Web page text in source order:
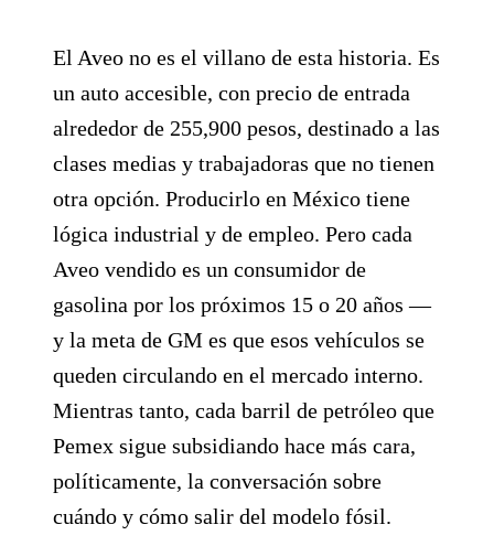
El Aveo no es el villano de esta historia. Es
un auto accesible, con precio de entrada
alrededor de 255,900 pesos, destinado a las
clases medias y trabajadoras que no tienen
otra opción. Producirlo en México tiene
lógica industrial y de empleo. Pero cada
Aveo vendido es un consumidor de
gasolina por los próximos 15 o 20 años —
y la meta de GM es que esos vehículos se
queden circulando en el mercado interno.
Mientras tanto, cada barril de petróleo que
Pemex sigue subsidiando hace más cara,
políticamente, la conversación sobre
cuándo y cómo salir del modelo fósil.